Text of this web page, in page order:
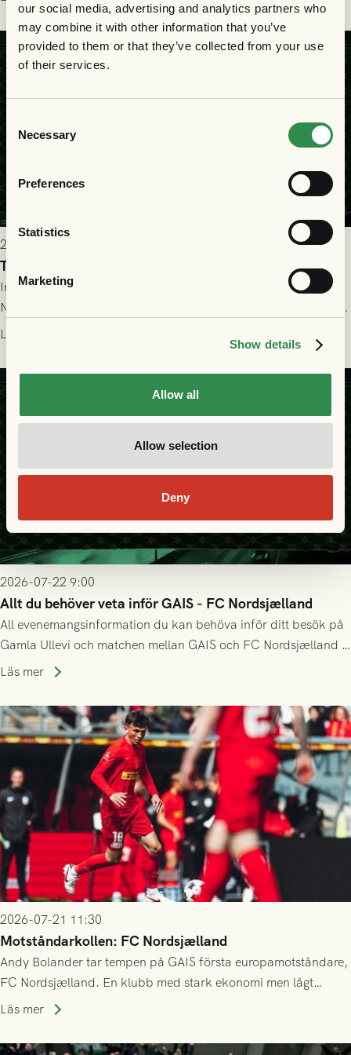
our social media, advertising and analytics partners who
may combine it with other information that you’ve
provided to them or that they’ve collected from your use
of their services.
Selection
Necessary
Preferences
Statistics
Marketing
Show details
Allow all
Allow selection
Deny
bollen, men GAIS försvarade sig disciplinerat och säkrade en
seger! Matchfoto: Mikael Josefsson & Lasse Ekström
2026-07-22 19:00
Truppen till GAIS - FC Nordsjælland 23/7
Imorgon torsdag spelar GAIS herrar hemma mot FC
Nordsjælland på Gamla Ullevi med avspark kl 19.00! Fredrik
Holmberg och ledarstaben har tagit ut följande trupp till
Läs mer
2026-07-22 9:00
Allt du behöver veta inför GAIS - FC Nordsjælland
All evenemangsinformation du kan behöva inför ditt besök på
Gamla Ullevi och matchen mellan GAIS och FC Nordsjælland i
kvalet till Conference League! Avspark kl 19.00 på torsdag
Läs mer
2026-07-21 11:30
Motståndarkollen: FC Nordsjælland
Andy Bolander tar tempen på GAIS första europamotståndare,
FC Nordsjælland. En klubb med stark ekonomi men lågt
publiksnitt, ett lag med både kollektiv styrka och individuell
Läs mer